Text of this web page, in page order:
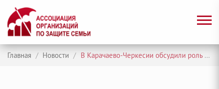
Главная / Новости / В Карачаево-Черкесии обсудили роль семейных ценностей в демографической политике